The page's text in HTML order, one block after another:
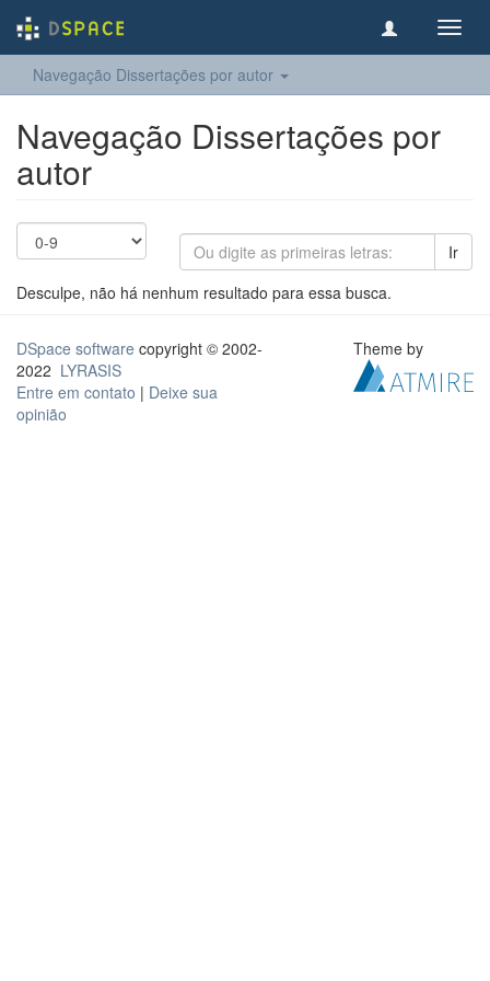
Navegação Dissertações por autor
Navegação Dissertações por
autor
Ir
Desculpe, não há nenhum resultado para essa busca.
DSpace software copyright © 2002-
2022 LYRASIS
Entre em contato | Deixe sua
opinião
Theme by